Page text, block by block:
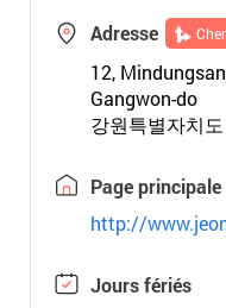
Adresse
12,
Gangwon-do
강원특별자치
Page principale
http://
Jours fériés